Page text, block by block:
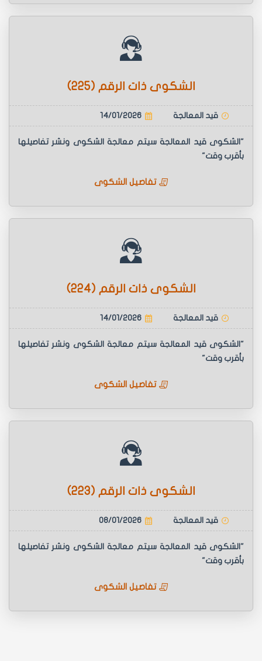
الشكوى ذات الرقم (225)
قيد المعالجة 14/01/2026
"الشكوى قيد المعالجة سيتم معالجة الشكوى ونشر تفاصيلها
بأقرب وقت"
تفاصيل الشكوى
الشكوى ذات الرقم (224)
قيد المعالجة 14/01/2026
"الشكوى قيد المعالجة سيتم معالجة الشكوى ونشر تفاصيلها
بأقرب وقت"
تفاصيل الشكوى
الشكوى ذات الرقم (223)
قيد المعالجة 08/01/2026
"الشكوى قيد المعالجة سيتم معالجة الشكوى ونشر تفاصيلها
بأقرب وقت"
تفاصيل الشكوى